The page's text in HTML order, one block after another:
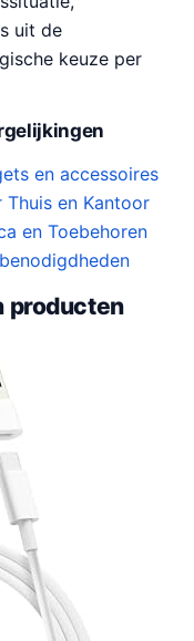
uit de
keuze per
en accessoires
en Kantoor
en Toebehoren
producten